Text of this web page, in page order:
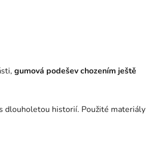
gumová podešev chozením ještě
dlouholetou historií. Použité materiály